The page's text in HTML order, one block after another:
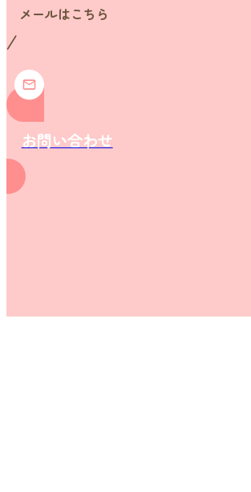
メールはこちら
お問い合わせ